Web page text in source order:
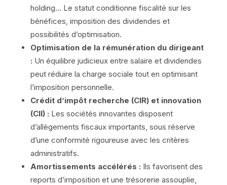
holding… Le statut conditionne fiscalité sur les
bénéfices, imposition des dividendes et
possibilités d’optimisation.
Optimisation de la rémunération du dirigeant
: Un équilibre judicieux entre salaire et dividendes
peut réduire la charge sociale tout en optimisant
l’imposition personnelle.
Crédit d’impôt recherche (CIR) et innovation
(CII) : Les sociétés innovantes disposent
d’allègements fiscaux importants, sous réserve
d’une conformité rigoureuse avec les critères
administratifs.
Amortissements accélérés : Ils favorisent des
reports d’imposition et une trésorerie assouplie,